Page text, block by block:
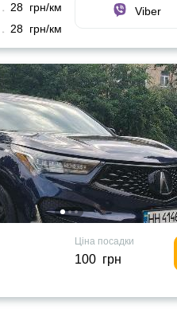
28 грн/км
28 грн/км
Viber
Ціна посадки
100 грн